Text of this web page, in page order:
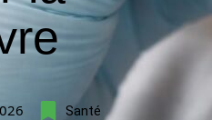
Santé